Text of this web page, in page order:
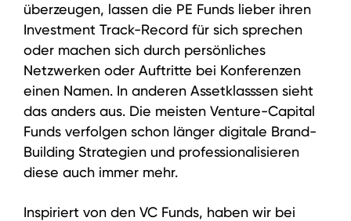
überzeugen, lassen die PE Funds lieber ihren
Investment Track-Record für sich sprechen
oder machen sich durch persönliches
Netzwerken oder Auftritte bei Konferenzen
einen Namen. In anderen Assetklasssen sieht
das anders aus. Die meisten Venture-Capital
Funds verfolgen schon länger digitale Brand-
Building Strategien und professionalisieren
diese auch immer mehr.
Inspiriert von den VC Funds, haben wir bei